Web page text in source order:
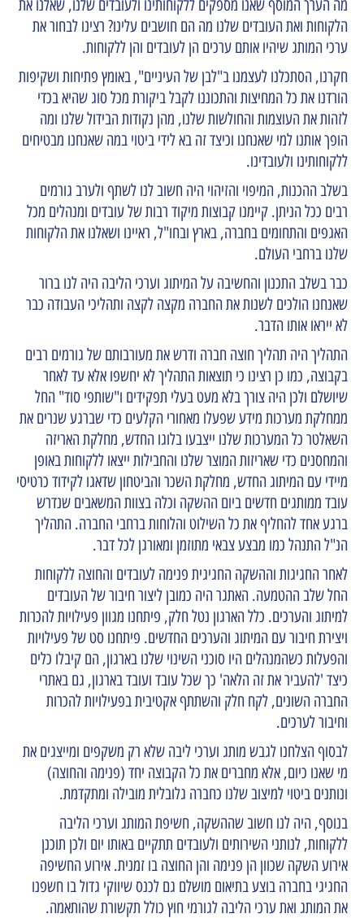
מה הערך המוסף שאנו מספקים ללקוחותינו ולעובדים שלנו, שאלנו את
הלקוחות ואת העובדים שלנו מה הם חושבים עלינו? רצינו לבחור את
ערכי המותג שיהיו אותם ערכים הן לעובדים והן ללקוחות.
חקרנו, הסתכלנו לעצמנו ב"לבן של העיניים", באומץ פתיחות ושקיפות
הורדנו את כל המחיצות והתכוננו לקבל ביקורת מכל סוג שהיא בכדי
לזהות את העוצמות והחולשות שלנו, מהן נקודות הבידול שלנו ומה
הופך אותנו למי שאנחנו וכיצד זה בא לידי ביטוי במה שאנחנו מבטיחים
ללקוחותינו ולעובדינו.
בשלב ההכנות, המיפוי והזיהוי היה חשוב לנו לשתף ולערב גורמים
רבים ככל הניתן. קיימנו קבוצות מיקוד רבות של עובדים ומנהלים מכל
האגפים והתחומים בחברה, בארץ ובחו"ל, ראיינו ושאלנו את הלקוחות
שלנו ברחבי העולם.
כבר בשלב התכנון והחשיבה על המיתוג וערכי הליבה היה לנו ברור
שאנחנו הולכים לשנות את החברה מקצה לקצה ותהליכי העבודה כבר
לא ייראו אותו הדבר.
התהליך היה תהליך חוצה חברה ודרש את מעורבותם של גורמים רבים
בקבוצה, כמו כן רצינו כי תוצאות התהליך לא יחשפו אלא עד לאחר
שיושלם ולכן היה צורך בלא מעט בעלי תפקידים ו"שותפי סוד" החל
ממחלקת מערכות מידע שפעלו מאחורי הקלעים כדי שברגע שנרים את
השאלטר כל המערכות שלנו ייצבעו בלוגו החדש, מחלקת האריזה
והמחסנים כדי שאריזות המוצר שלנו והחבילות ייצאו ללקוחות באופן
מיידי עם המיתוג החדש, מחלקת השכר והביטחון שדאגו לקידוד כרטיסי
עובד ממותגים חדשים ביום ההשקה וכלה בצוות המשאבים שנדרש
ברגע אחד להחליף את כל השילוט והלוחות ברחבי החברה. התהליך
הנ"ל התנהל כמו מבצע צבאי מתוזמן ומאורגן לכל דבר.
לאחר החגיגות וההשקה החגיגית פנימה לעובדים והחוצה ללקוחות
החל שלב ההטמעה. האתגר היה כמובן ליצור חיבור של העובדים
למיתוג והערכים. כלל הארגון נטל חלק, פיתחנו מגוון פעילויות להכרות
ויצירת חיבור עם המיתוג והערכים החדשים. פיתחנו סט של פעילויות
והפעלות כשהמנהלים היו סוכני השינוי שלנו בארגון, הם קיבלו כלים
כיצד 'להעביר את זה הלאה' כך שכל עובד ועובד בארגון, גם באתרי
החברה השונים, לקח חלק והשתתף אקטיבית בפעילויות להכרות
וחיבור לערכים.
לבסוף הצלחנו לגבש מותג וערכי ליבה שלא רק משקפים ומייצגים את
מי שאנו כיום, אלא מחברים את כל הקבוצה יחד (פנימה והחוצה)
ונותנים ביטוי למיצוב שלנו כחברה גלובלית מובילה ומתקדמת.
בנוסף, היה לנו חשוב שההשקה, חשיפת המותג וערכי הליבה
ללקוחות, לנותני השירותים ולעובדים תתקיים באותו יום ולכן תוכנן
אירוע השקה שכוון הן פנימה והן החוצה בו זמנית. אירוע החשיפה
החגיגי בחברה בוצע בתיאום מושלם גם לכנס שיווקי גדול בו חשפנו
את המותג ואת ערכי הליבה לגורמי חוץ כולל תקשורת שהותאמה.